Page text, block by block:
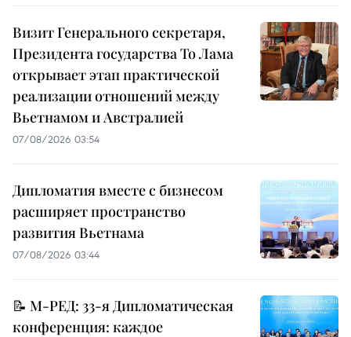
Визит Генерального секретаря,
Президента государства То Лама
открывает этап практической
реализации отношений между
Вьетнамом и Австралией
07/08/2026 03:54
Дипломатия вместе с бизнесом
расширяет пространство
развития Вьетнама
07/08/2026 03:44
📝 М-РЕД: 33-я Дипломатическая
конференция: каждое